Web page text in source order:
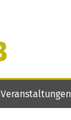
Veranstaltungen